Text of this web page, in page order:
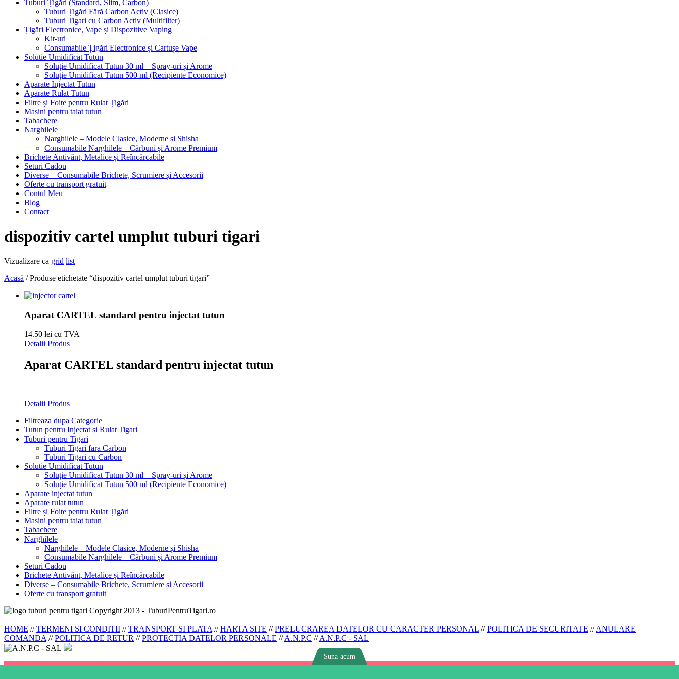
Tuburi Țigări (Standard, Slim, Carbon)
Tuburi Țigări Fără Carbon Activ (Clasice)
Tuburi Tigari cu Carbon Activ (Multifilter)
Țigări Electronice, Vape și Dispozitive Vaping
Kit-uri
Consumabile Țigări Electronice și Cartușe Vape
Solutie Umidificat Tutun
Soluție Umidificat Tutun 30 ml – Spray-uri și Arome
Soluție Umidificat Tutun 500 ml (Recipiente Economice)
Aparate Injectat Tutun
Aparate Rulat Tutun
Filtre și Foițe pentru Rulat Țigări
Masini pentru taiat tutun
Tabachere
Narghilele
Narghilele – Modele Clasice, Moderne și Shisha
Consumabile Narghilele – Cărbuni și Arome Premium
Brichete Antivânt, Metalice și Reîncărcabile
Seturi Cadou
Diverse – Consumabile Brichete, Scrumiere și Accesorii
Oferte cu transport gratuit
Contul Meu
Blog
Contact
dispozitiv cartel umplut tuburi tigari
Vizualizare ca grid list
Acasă / Produse etichetate “dispozitiv cartel umplut tuburi tigari”
Aparat CARTEL standard pentru injectat tutun
14.50 lei cu TVA
Detalii Produs
Aparat CARTEL standard pentru injectat tutun
Detalii Produs
Filtreaza dupa Categorie
Tutun pentru Injectat și Rulat Tigari
Tuburi pentru Tigari
Tuburi Tigari fara Carbon
Tuburi Tigari cu Carbon
Solutie Umidificat Tutun
Soluție Umidificat Tutun 30 ml – Spray-uri și Arome
Soluție Umidificat Tutun 500 ml (Recipiente Economice)
Aparate injectat tutun
Aparate rulat tutun
Filtre și Foițe pentru Rulat Țigări
Masini pentru taiat tutun
Tabachere
Narghilele
Narghilele – Modele Clasice, Moderne și Shisha
Consumabile Narghilele – Cărbuni și Arome Premium
Seturi Cadou
Brichete Antivânt, Metalice și Reîncărcabile
Diverse – Consumabile Brichete, Scrumiere și Accesorii
Oferte cu transport gratuit
Copyright 2013 - TuburiPentruTigari.ro
HOME //TERMENI SI CONDITII //TRANSPORT SI PLATA //HARTA SITE //PRELUCRAREA DATELOR CU CARACTER PERSONAL //POLITICA DE SECURITATE //ANULARE
COMANDA //POLITICA DE RETUR //PROTECTIA DATELOR PERSONALE //A.N.P.C //A.N.P.C - SAL
Suna acum